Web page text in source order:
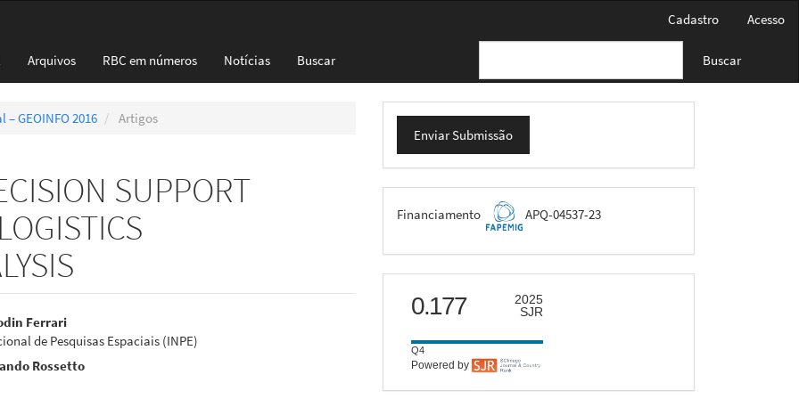
Cadastro Acesso
Arquivos RBC em números Notícias Buscar Buscar
– GEOINFO 2016 Artigos
SUPPORT
Ferrari
de Pesquisas Espaciais (INPE)
Rossetto
Enviar
Submissão
Enviar Submissão
FAPEMIG
Financiamento APQ-04537-23
scimago
0.177
2025
SJR
Q4
Powered by